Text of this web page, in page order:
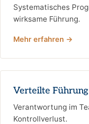
Systematisches
wirksame Führung.
Mehr erfahren →
Verteilte
Verantwortung im
Kontrollverlust.